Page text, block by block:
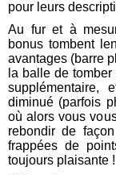
Détente
pour leurs
Au fur et à
bonus tombent
avantages (barre
la balle de
supplémentaire,
diminué (parfois
où alors vous
rebondir de
frappées de
toujours plaisante !